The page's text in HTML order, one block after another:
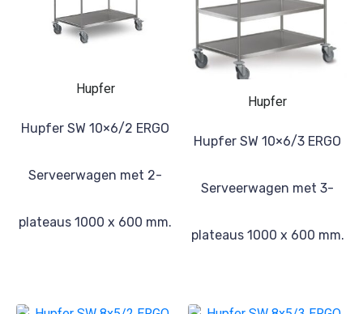
Hupfer
Hupfer SW 10×6/2 ERGO
Serveerwagen met 2-
plateaus 1000 x 600 mm.
Hupfer
Hupfer SW 10×6/3 ERGO
Serveerwagen met 3-
plateaus 1000 x 600 mm.